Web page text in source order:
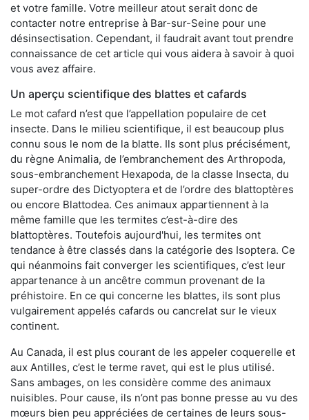
et votre famille. Votre meilleur atout serait donc de
contacter notre entreprise à Bar-sur-Seine pour une
désinsectisation. Cependant, il faudrait avant tout prendre
connaissance de cet article qui vous aidera à savoir à quoi
vous avez affaire.
Un aperçu scientifique des blattes et cafards
Le mot cafard n’est que l’appellation populaire de cet
insecte. Dans le milieu scientifique, il est beaucoup plus
connu sous le nom de la blatte. Ils sont plus précisément,
du règne Animalia, de l’embranchement des Arthropoda,
sous-embranchement Hexapoda, de la classe Insecta, du
super-ordre des Dictyoptera et de l’ordre des blattoptères
ou encore Blattodea. Ces animaux appartiennent à la
même famille que les termites c’est-à-dire des
blattoptères. Toutefois aujourd'hui, les termites ont
tendance à être classés dans la catégorie des Isoptera. Ce
qui néanmoins fait converger les scientifiques, c’est leur
appartenance à un ancêtre commun provenant de la
préhistoire. En ce qui concerne les blattes, ils sont plus
vulgairement appelés cafards ou cancrelat sur le vieux
continent.
Au Canada, il est plus courant de les appeler coquerelle et
aux Antilles, c’est le terme ravet, qui est le plus utilisé.
Sans ambages, on les considère comme des animaux
nuisibles. Pour cause, ils n’ont pas bonne presse au vu des
mœurs bien peu appréciées de certaines de leurs sous-